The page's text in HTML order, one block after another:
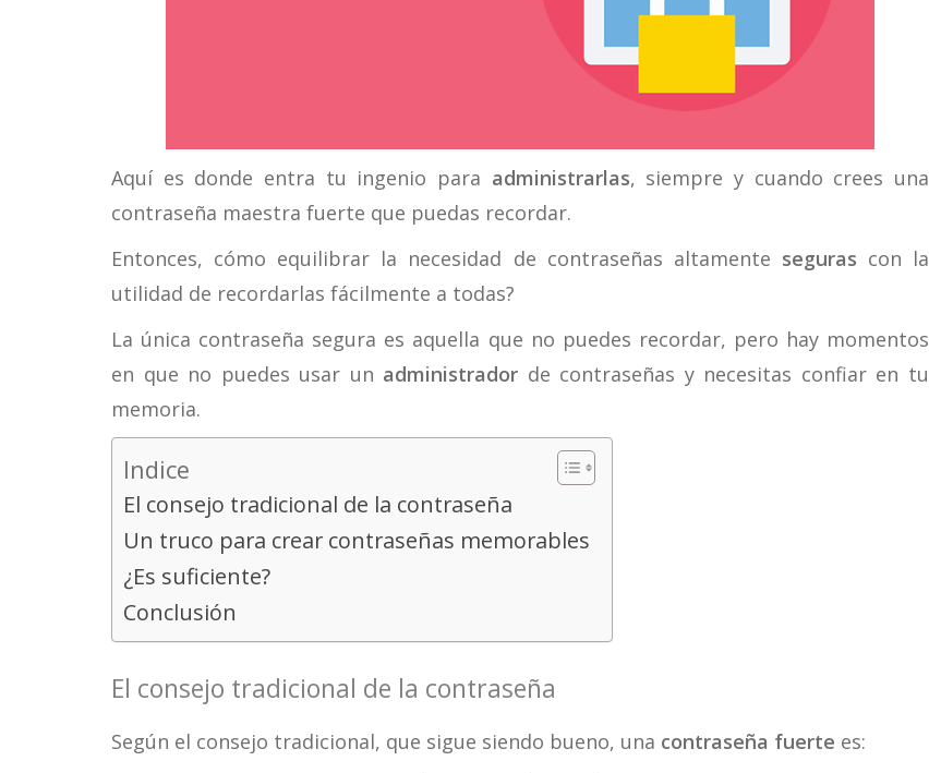
Aquí es donde entra tu ingenio para administrarlas, siempre y cuando crees una
contraseña maestra fuerte que puedas recordar.
Entonces, cómo equilibrar la necesidad de contraseñas altamente seguras con la
utilidad de recordarlas fácilmente a todas?
La única contraseña segura es aquella que no puedes recordar, pero hay momentos
en que no puedes usar un administrador de contraseñas y necesitas confiar en tu
memoria.
Indice
El consejo tradicional de la contraseña
Un truco para crear contraseñas memorables
¿Es suficiente?
Conclusión
El consejo tradicional de la contraseña
Según el consejo tradicional, que sigue siendo bueno, una contraseña fuerte es: